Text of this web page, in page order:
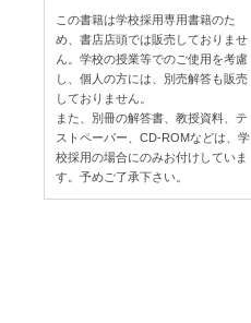
この書籍は学校採用専用書籍のた
め、書店店頭では販売しておりませ
ん。学校の授業等でのご使用を考慮
し、個人の方には、別売解答も販売
しておりません。
また、別冊の解答書、教授資料、テ
ストペーパー、CD-ROMなどは、学
校採用の場合にのみお付けしていま
す。予めご了承下さい。